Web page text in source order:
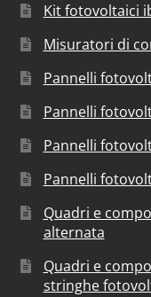
Kit fotovoltaici
Misuratori di
Pannelli
Pannelli
Pannelli
Pannelli
Quadri e
alternata
Quadri e
stringhe